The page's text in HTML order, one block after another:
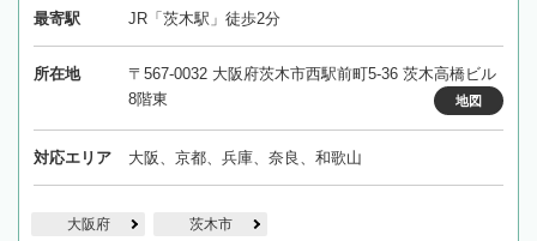
最寄駅 JR「茨木駅」徒歩2分
所在地
〒567-0032 大阪府茨木市西駅前町5-36 茨木高橋ビル
8階東
地図
対応エリア 大阪、京都、兵庫、奈良、和歌山
大阪府 茨木市